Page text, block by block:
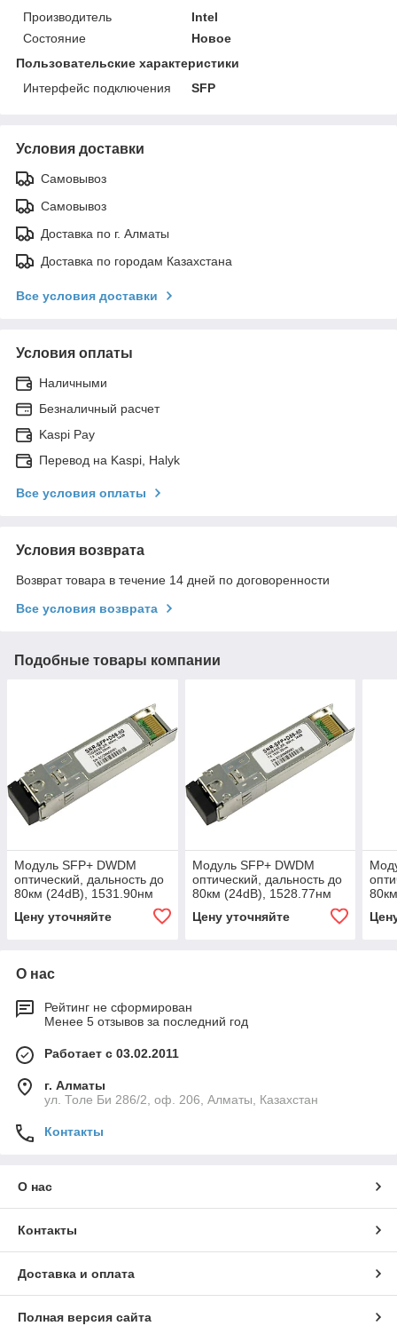
Производитель
Intel
Состояние
Новое
Пользовательские характеристики
Интерфейс подключения
SFP
Условия доставки
Самовывоз
Самовывоз
Доставка по г. Алматы
Доставка по городам Казахстана
Все условия доставки
Условия оплаты
Наличными
Безналичный расчет
Kaspi Pay
Перевод на Kaspi, Halyk
Все условия оплаты
Условия возврата
Возврат товара в течение 14 дней по договоренности
Все условия возврата
Подобные товары компании
Модуль SFP+ DWDM
оптический, дальность до
80км (24dB), 1531.90нм
Цену уточняйте
Модуль SFP+ DWDM
оптический, дальность до
80км (24dB), 1528.77нм
Цену уточняйте
О нас
Рейтинг не сформирован
Менее 5 отзывов за последний год
Работает с 03.02.2011
г. Алматы
ул. Толе Би 286/2, оф. 206, Алматы, Казахстан
Контакты
О нас
Контакты
Доставка и оплата
Полная версия сайта